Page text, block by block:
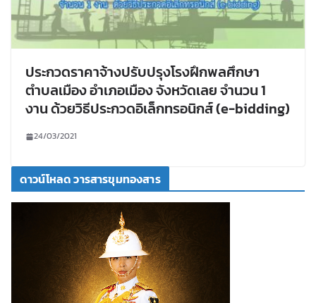
ประกวดราคาจ้างปรับปรุงโรงฝึกพลศึกษา
ตำบลเมือง อำเภอเมือง จังหวัดเลย จำนวน 1
งาน ด้วยวิธีประกวดอิเล็กทรอนิกส์ (e-bidding)
24/03/2021
ดาวน์โหลด วารสารขุมทองสาร